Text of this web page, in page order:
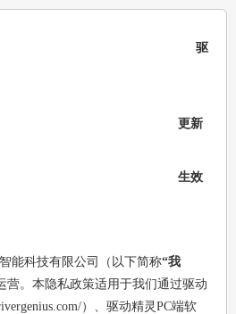
驱
品隐私政策
新
效
能科技有限公司（以下简称“我
营。本隐私政策适用于我们通过驱动
）、驱动精灵PC端软